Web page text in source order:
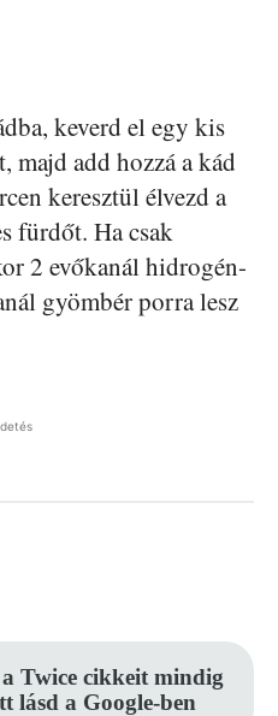
keverd el egy kis
majd add hozzá a kád
keresztül élvezd a
fürdőt. Ha csak
2 evőkanál hidrogén-
gyömbér porra lesz
Twice cikkeit mindig
lásd a Google-ben